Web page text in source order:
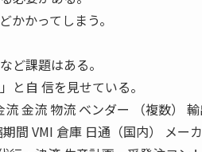
かってしまう。
ど課題はある。
と自 信を見せている。
金流 物流 ベンダー （複数）
間 VMI 倉庫 日通（国内） メー